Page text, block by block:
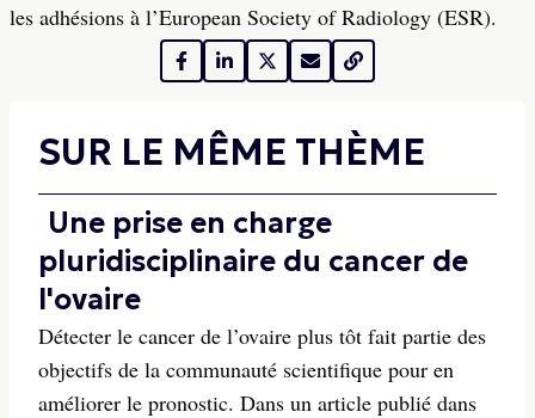
les adhésions à l’European Society of Radiology (ESR).
SUR LE MÊME THÈME
Une prise en charge
pluridisciplinaire du cancer de
l'ovaire
Détecter le cancer de l’ovaire plus tôt fait partie des
objectifs de la communauté scientifique pour en
améliorer le pronostic. Dans un article publié dans